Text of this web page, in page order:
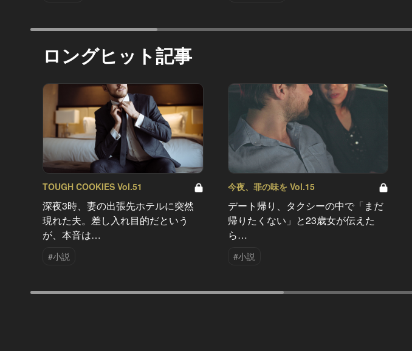
ロングヒット記事
TOUGH COOKIES Vol.51
深夜3時、妻の出張先ホテルに突然
現れた夫。差し入れ目的だという
が、本音は…
#小説
今夜、罪の味を Vol.15
デート帰り、タクシーの中で「まだ
帰りたくない」と23歳女が伝えた
ら…
#小説